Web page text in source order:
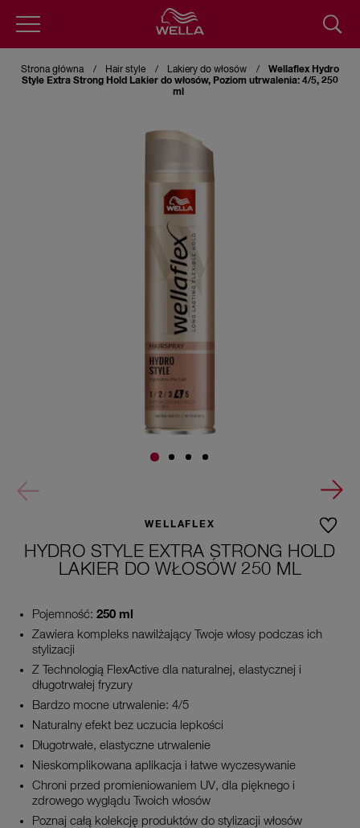
treści
Strona główna Hair style Lakiery do włosów
Wellaflex Hydro
Style Extra Strong Hold Lakier do włosów, Poziom utrwalenia: 4/5, 250
ml
WELLAFLEX
HYDRO STYLE EXTRA STRONG HOLD
LAKIER DO WŁOSÓW 250 ML
Pojemność: 250 ml
Zawiera kompleks nawilżający Twoje włosy podczas ich
stylizacji
Z Technologią FlexActive dla naturalnej, elastycznej i
długotrwałej fryzury
Bardzo mocne utrwalenie: 4/5
Naturalny efekt bez uczucia lepkości
Długotrwałe, elastyczne utrwalenie
Nieskomplikowana aplikacja i łatwe wyczesywanie
Chroni przed promieniowaniem UV, dla pięknego i
zdrowego wyglądu Twoich włosów
Poznaj całą kolekcję produktów do stylizacji włosów